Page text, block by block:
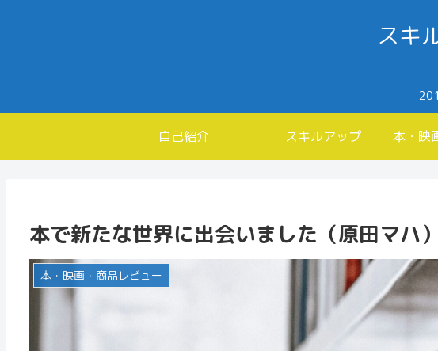
スキ
自己紹介 スキルアップ 本・映
本で新たな世界に出会いました（原田マハ）
本・映画・商品レビュー